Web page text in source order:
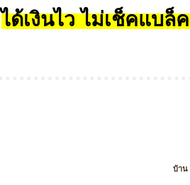
ได้เงินไว ไม่เช็คแบล็
บ้าน